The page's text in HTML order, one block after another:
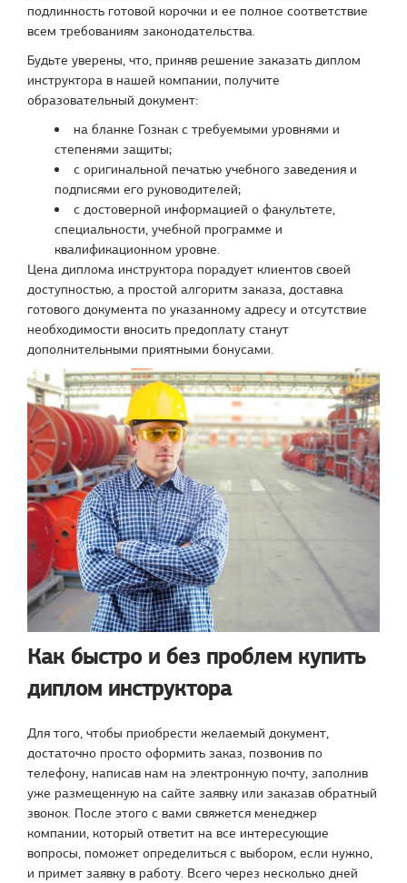
подлинность готовой корочки и ее полное соответствие
всем требованиям законодательства.
Будьте уверены, что, приняв решение заказать диплом
инструктора в нашей компании, получите
образовательный документ:
на бланке Гознак с требуемыми уровнями и
степенями защиты;
с оригинальной печатью учебного заведения и
подписями его руководителей;
с достоверной информацией о факультете,
специальности, учебной программе и
квалификационном уровне.
Цена диплома инструктора порадует клиентов своей
доступностью, а простой алгоритм заказа, доставка
готового документа по указанному адресу и отсутствие
необходимости вносить предоплату станут
дополнительными приятными бонусами.
Как быстро и без проблем купить
диплом инструктора
Для того, чтобы приобрести желаемый документ,
достаточно просто оформить заказ, позвонив по
телефону, написав нам на электронную почту, заполнив
уже размещенную на сайте заявку или заказав обратный
звонок. После этого с вами свяжется менеджер
компании, который ответит на все интересующие
вопросы, поможет определиться с выбором, если нужно,
и примет заявку в работу. Всего через несколько дней